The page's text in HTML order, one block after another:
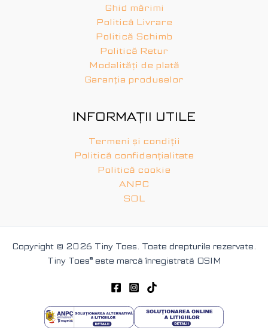
Ghid mărimi
Politică Livrare
Politică Schimb
Politică Retur
Modalități de plată
Garanția produselor
INFORMAȚII UTILE
Termeni și condiții
Politică confidențialitate
Politică cookie
ANPC
SOL
Copyright © 2026 Tiny Toes. Toate drepturile rezervate.
Tiny Toes®este marcă înregistrată OSIM